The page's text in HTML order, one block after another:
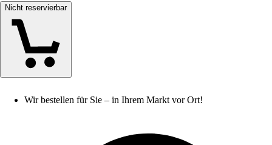
Nicht reservierbar
Wir bestellen für Sie – in Ihrem Markt vor Ort!